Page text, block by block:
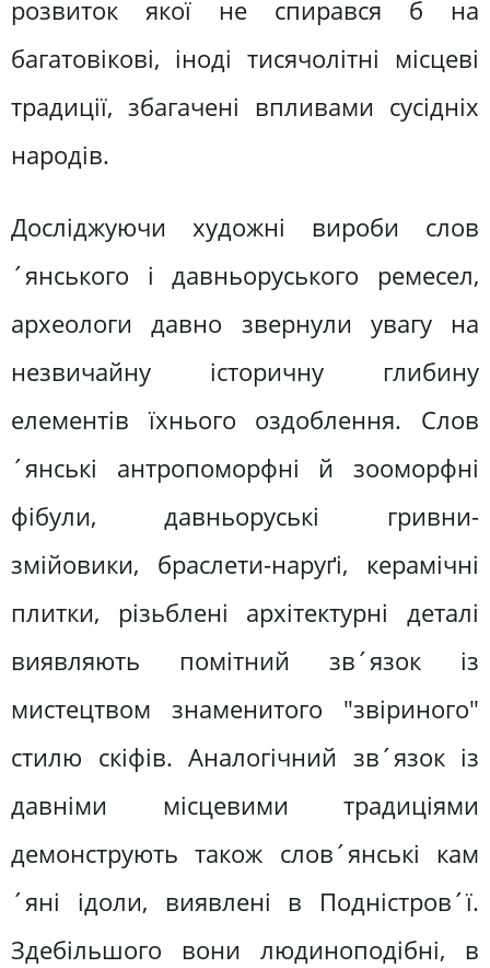
розвиток якої не спирався б на
багатовікові, іноді тисячолітні місцеві
традиції, збагачені впливами сусідніх
народів.
Досліджуючи художні вироби слов
´янського і давньоруського ремесел,
археологи давно звернули увагу на
незвичайну історичну глибину
елементів їхнього оздоблення. Слов
´янські антропоморфні й зооморфні
фібули, давньоруські гривни-
змійовики, браслети-наруґі, керамічні
плитки, різьблені архітектурні деталі
виявляють помітний зв´язок із
мистецтвом знаменитого "звіриного"
стилю скіфів. Аналогічний зв´язок із
давніми місцевими традиціями
демонструють також слов´янські кам
´яні ідоли, виявлені в Подністров´ї.
Здебільшого вони людиноподібні, в